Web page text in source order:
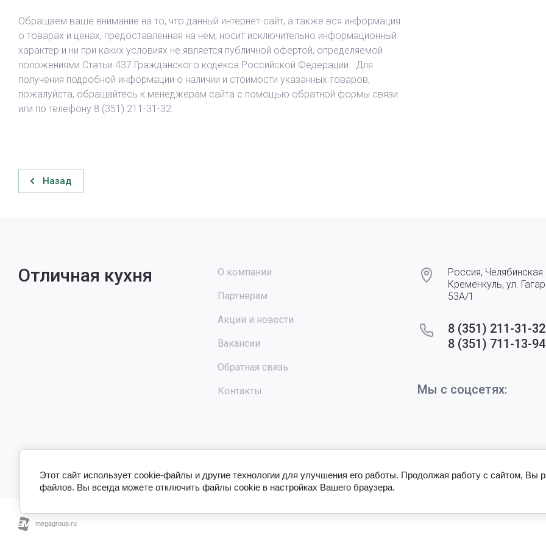
Обращаем ваше внимание на то, что данный интернет-сайт, а также вся информация
о товарах и ценах, предоставленная на нём, носит исключительно информационный
характер и ни при каких условиях не является публичной офертой, определяемой
положениями Статьи 437 Гражданского кодекса Российской Федерации. Для
получения подробной информации о наличии и стоимости указанных товаров,
пожалуйста, обращайтесь к менеджерам сайта с помощью обратной формы связи
или по телефону 8 (351) 211-31-32.
Назад
Отличная кухня О компании
Партнерам
Акции и новости
Вакансии
Обратная связь
Контакты
Россия, Челябинская
Кременкуль, ул.
53А/1
8 (351) 211-31-32
8 (351) 711-13-94
Мы с соцсетях:
Этот сайт использует cookie-файлы и другие технологии для улучшения его работы. Продолжая работу с сайтом, Вы
файлов. Вы всегда можете отключить файлы cookie в настройках Вашего браузера.